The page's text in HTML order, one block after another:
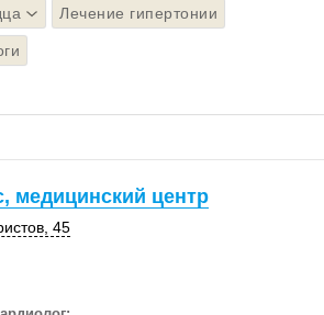
Лечение гипертонии
медицинский центр
45